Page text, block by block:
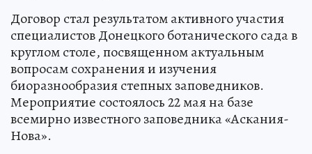
Договор стал результатом активного участия
специалистов Донецкого ботанического сада в
круглом столе, посвященном актуальным
вопросам сохранения и изучения
биоразнообразия степных заповедников.
Мероприятие состоялось 22 мая на базе
всемирно известного заповедника «Аскания-
Нова».